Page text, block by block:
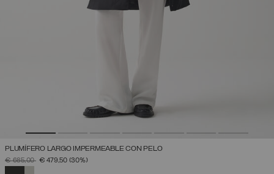
PLUMÍFERO LARGO IMPERMEABLE CON PELO
PRECIO REBAJADO DE
€ 685,00A€ 479,50 (30%)